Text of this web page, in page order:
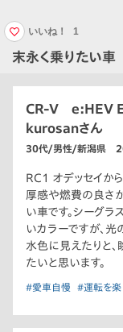
末永く乗りたい車
いいね！ 1
CR-V e:HEV
kurosanさん
30代/男性/新潟県
RC1 オデッセイか
厚感や燃費の良さ
い車です。シーグ
いカラーですが、
水色に見えたりと、
たいと思います。
#愛車自慢 #運転を楽